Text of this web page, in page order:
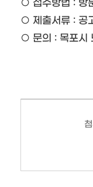
○ 제출서류 : 공
○ 문의 : 목포시